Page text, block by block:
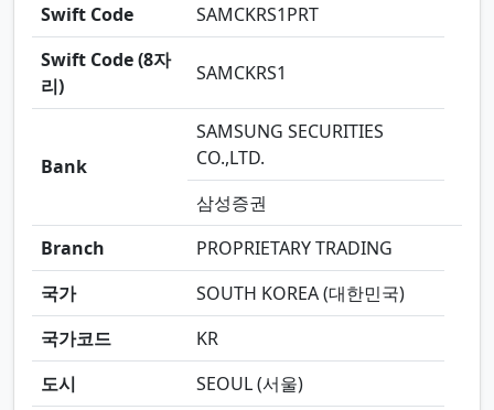
Swift Code
SAMCKRS1PRT
Swift Code (8자
리)
SAMCKRS1
Bank
SAMSUNG SECURITIES
CO.,LTD.
삼성증권
Branch
PROPRIETARY TRADING
국가
SOUTH KOREA (대한민국)
국가코드
KR
도시
SEOUL (서울)